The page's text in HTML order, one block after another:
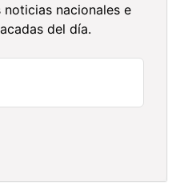
noticias nacionales e
del día.